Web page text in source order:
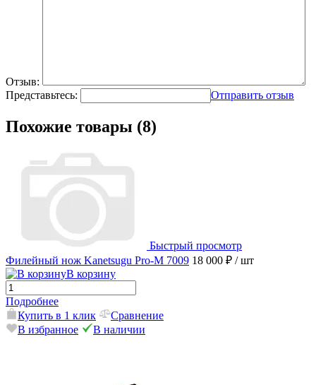
Отзыв:
Представьтесь:
Отправить отзыв
Похожие товары (8)
Быстрый просмотр
Филейный нож Kanetsugu Pro-M 7009 18 000 ₽ / шт
В корзину
Подробнее
Купить в 1 клик
Сравнение
В избранное
В наличии